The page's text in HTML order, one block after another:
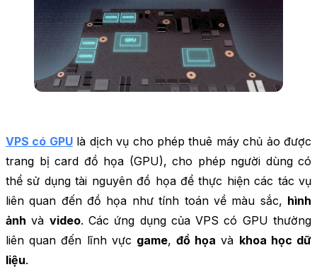
VPS có GPUlà dịch vụ cho phép thuê máy chủ ảo được
trang bị card đồ họa (GPU), cho phép người dùng có
thể sử dụng tài nguyên đồ họa để thực hiện các tác vụ
liên quan đến đồ họa như tính toán về màu sắc, hình
ảnh và video. Các ứng dụng của VPS có GPU thường
liên quan đến lĩnh vực game,đồ họa và khoa học dữ
liệu.